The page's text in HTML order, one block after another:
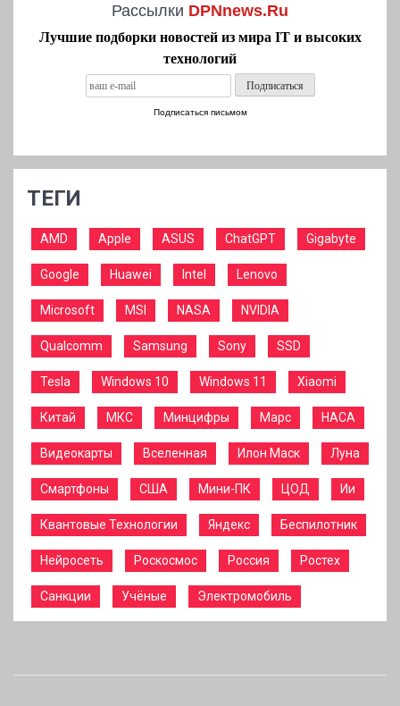
Рассылки DPNnews.Ru
Лучшие подборки новостей из мира IT и высоких
технологий
Подписаться письмом
ТЕГИ
AMD Apple ASUS ChatGPT Gigabyte
Google Huawei Intel Lenovo
Microsoft MSI NASA NVIDIA
Qualcomm Samsung Sony SSD
Tesla Windows 10 Windows 11 Xiaomi
Китай МКС Минцифры Марс НАСА
Видеокарты Вселенная Илон Маск Луна
Смартфоны США Мини-ПК ЦОД Ии
Квантовые Технологии Яндекс Беспилотник
Нейросеть Роскосмос Россия Ростех
Санкции Учёные Электромобиль